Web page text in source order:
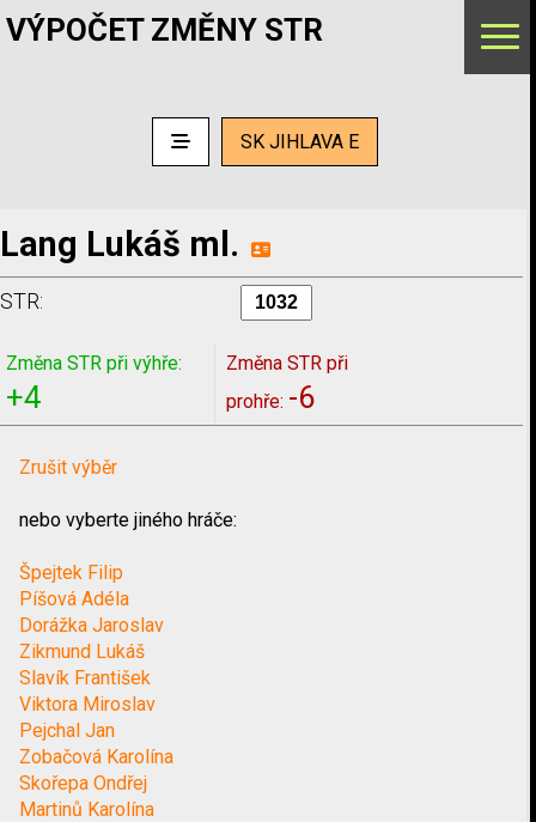
VÝPOČET ZMĚNY STR
SK JIHLAVA E
Lang Lukáš ml.
STR:
Změna STR při výhře:
+4
Změna STR při
prohře: -6
Zrušit výběr
nebo vyberte jiného hráče:
Špejtek Filip
Píšová Adéla
Dorážka Jaroslav
Zikmund Lukáš
Slavík František
Viktora Miroslav
Pejchal Jan
Zobačová Karolína
Skořepa Ondřej
Martinů Karolína